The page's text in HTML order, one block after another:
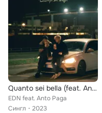
Quanto sei bella (feat. Anto Paga)
EDN feat. Anto Paga
Сингл
2023